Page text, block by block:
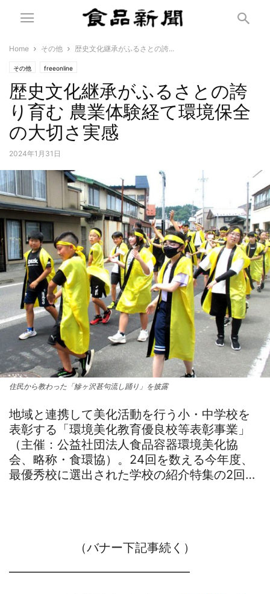
Home その他 歴史文化継承がふるさとの誇...
その他 freeonline
歴史文化継承がふるさとの誇
り育む 農業体験経て環境保全
の大切さ実感
2024年1月31日
住民から教わった「鰺ヶ沢甚句流し踊り」を披露
地域と連携して美化活動を行う小・中学校を
表彰する「環境美化教育優良校等表彰事業」
（主催：公益社団法人食品容器環境美化協
会、略称・食環協）。24回を数える今年度、
最優秀校に選出された学校の紹介特集の2回…
（バナー下記事続く）
―――――――――――――――